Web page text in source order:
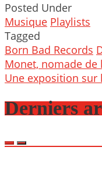
Posted Under
Musique Playlists
Tagged
Born Bad Records
Post
navigation
Monet, nomade de
Une exposition sur
Derniers